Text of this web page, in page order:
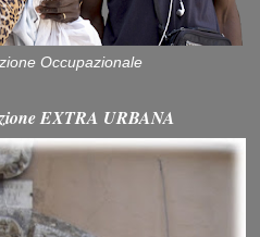
Occupazionale
EXTRA URBANA